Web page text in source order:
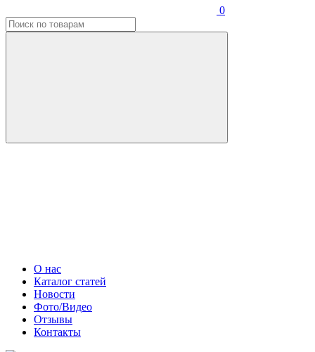
0
О нас
Каталог статей
Новости
Фото/Видео
Отзывы
Контакты